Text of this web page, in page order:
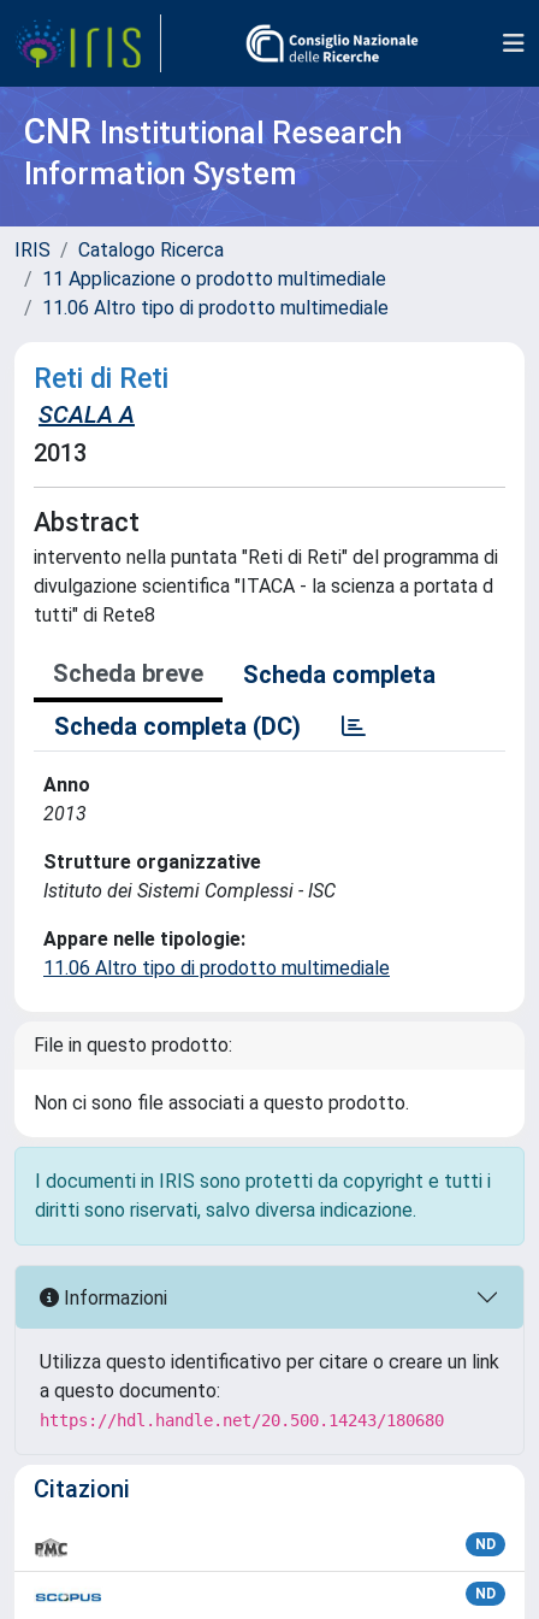
CNR Institutional Research
Information System
IRIS
Catalogo Ricerca
11 Applicazione o prodotto multimediale
11.06 Altro tipo di prodotto multimediale
Reti di Reti
SCALA A
2013
Abstract
intervento nella puntata "Reti di Reti" del programma di
divulgazione scientifica "ITACA - la scienza a portata d
tutti" di Rete8
Scheda breve
Scheda completa
Scheda completa (DC)
Anno
2013
Strutture organizzative
Istituto dei Sistemi Complessi - ISC
Appare nelle tipologie:
11.06 Altro tipo di prodotto multimediale
File in questo prodotto:
Non ci sono file associati a questo prodotto.
I documenti in IRIS sono protetti da copyright e tutti i
diritti sono riservati, salvo diversa indicazione.
Informazioni
Utilizza questo identificativo per citare o creare un link
a questo documento:
https://hdl.handle.net/20.500.14243/180680
Citazioni
ND
ND